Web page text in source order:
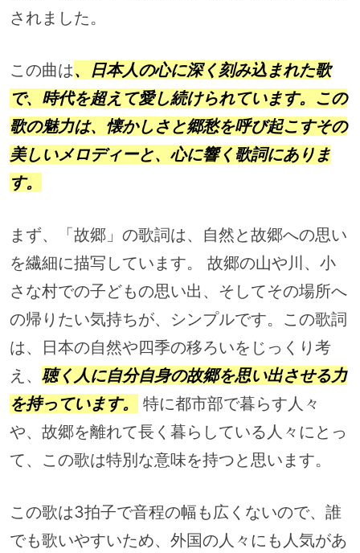
されました。
この曲は、日本人の心に深く刻み込まれた歌
で、時代を超えて愛し続けられています。この
歌の魅力は、懐かしさと郷愁を呼び起こすその
美しいメロディーと、心に響く歌詞にありま
す。
まず、「故郷」の歌詞は、自然と故郷への思い
を繊細に描写しています。 故郷の山や川、小
さな村での子どもの思い出、そしてその場所へ
の帰りたい気持ちが、シンプルです。この歌詞
は、日本の自然や四季の移ろいをじっくり考
え、 聴く人に自分自身の故郷を思い出させる力
を持っています。
特に都市部で暮らす人々
や、故郷を離れて長く暮らしている人々にとっ
て、この歌は特別な意味を持つと思います。
この歌は3拍子で音程の幅も広くないので、誰
でも歌いやすいため、外国の人々にも人気があ